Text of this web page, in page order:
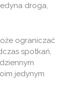
droga,
ograniczać
spotkań,
jedynym